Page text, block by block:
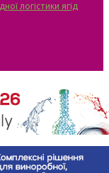
логістики ягід